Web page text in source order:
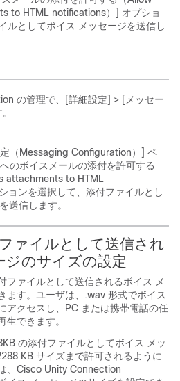
to HTML notifications）] オプショ
ルとしてボイス メッセージを送信し
の管理で、[詳細設定] > [メッセー
（Messaging Configuration）] ペ
のボイスメールの添付を許可する
attachments to HTML
ョンを選択して、添付ファイルとし
送信します。
ァイルとして送信され
ジのサイズの設定
ファイルとして送信されるボイス メ
ます。ユーザは、.wav 形式でボイス
アクセスし、PC または携帯電話の任
生できます。
の添付ファイルとしてボイス メッ
KB サイズまで許可されるように
、Cisco Unity Connection